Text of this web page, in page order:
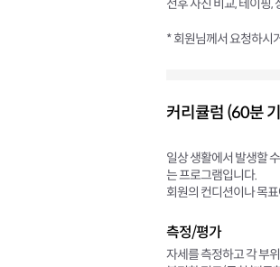
* 회원님께서 요청하시
커리큘럼 (60분
일상 생활에서 발생할
는 프로그램입니다.
회원의 컨디션이나 목
측정/평가
자세를 측정하고 각 부